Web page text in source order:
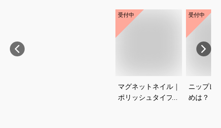
受付中
マグネットネイル｜
ポリッシュタイプで
受付中
ニップレ
めは？